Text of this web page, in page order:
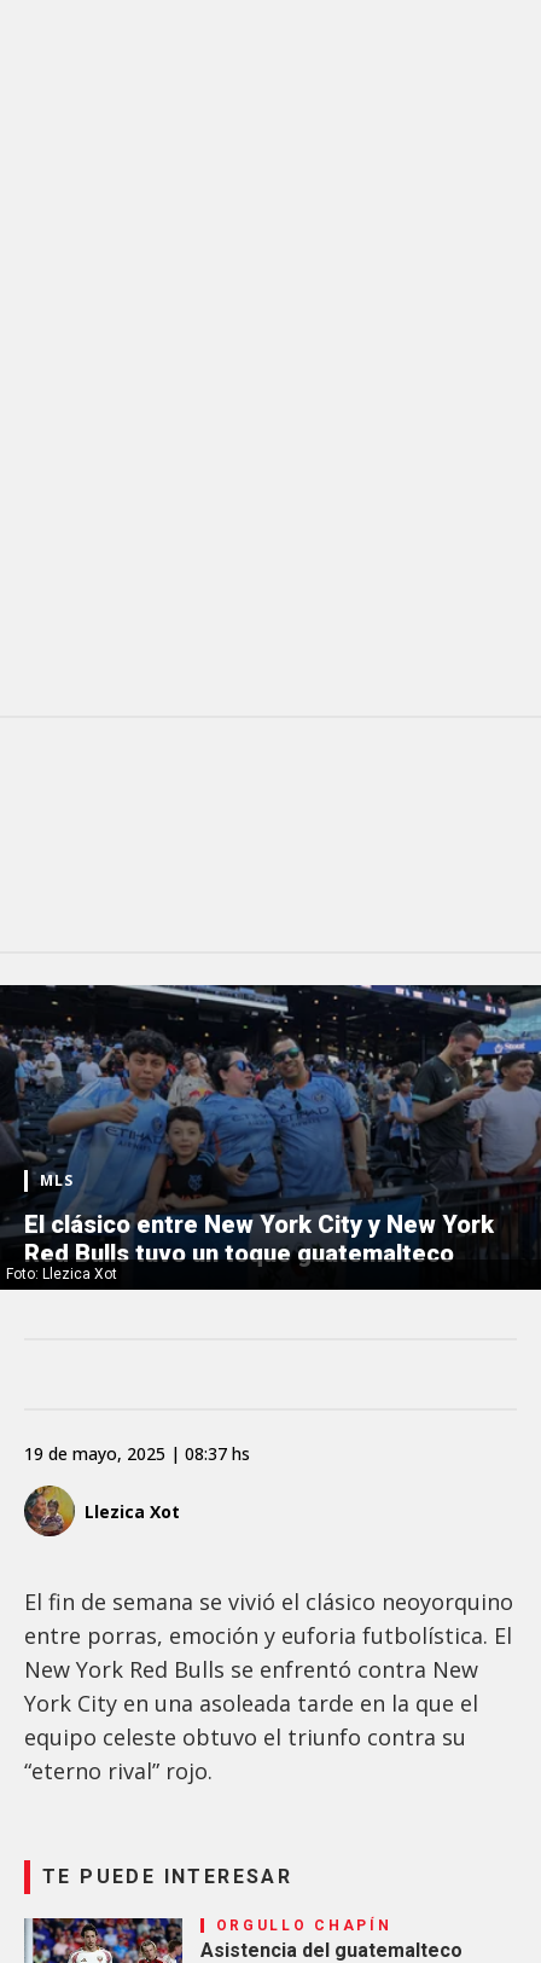
Foto: Llezica Xot
MLS
El clásico entre New York City y New York
Red Bulls tuvo un toque guatemalteco
Llezica Xot
19 de mayo, 2025 | 08:37 hs
El fin de semana se vivió el clásico neoyorquino
entre porras, emoción y euforia futbolística. El
New York Red Bulls se enfrentó contra New
York City en una asoleada tarde en la que el
equipo celeste obtuvo el triunfo contra su
“eterno rival” rojo.
TE PUEDE INTERESAR
ORGULLO CHAPÍN
Asistencia del guatemalteco